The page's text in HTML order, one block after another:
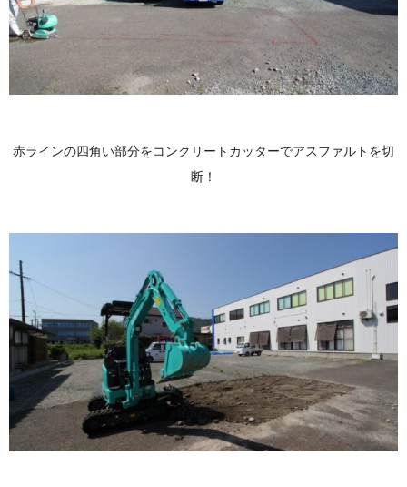
赤ラインの四角い部分をコンクリートカッターでアスファルトを切
断！